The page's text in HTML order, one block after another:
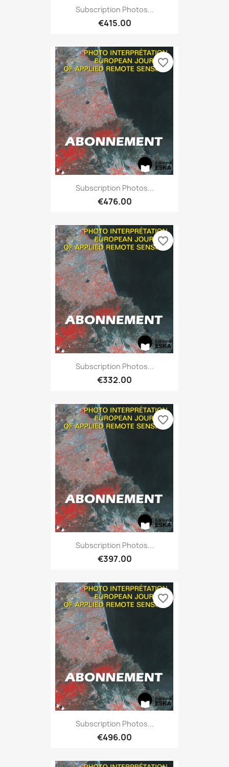
Subscription Photos...
€415.00
Subscription Photos...
€476.00
favorite_border
Subscription Photos...
€332.00
favorite_border
Subscription Photos...
€397.00
favorite_border
Subscription Photos...
€496.00
favorite_border